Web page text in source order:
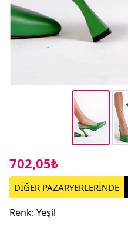
702,05₺
DİĞER PAZARYERLERİNDE
Renk: Yeşil